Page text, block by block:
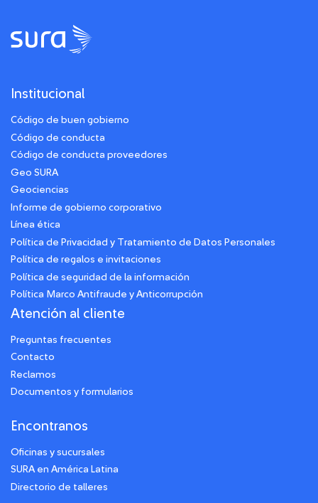
Institucional
Código de buen gobierno
Código de conducta
Código de conducta proveedores
Geo SURA
Geociencias
Informe de gobierno corporativo
Línea ética
Política de Privacidad y Tratamiento de Datos Personales
Política de regalos e invitaciones
Política de seguridad de la información
Política Marco Antifraude y Anticorrupción
Atención al cliente
Preguntas frecuentes
Contacto
Reclamos
Documentos y formularios
Encontranos
Oficinas y sucursales
SURA en América Latina
Directorio de talleres